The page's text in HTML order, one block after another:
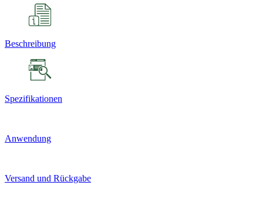
Beschreibung
Spezifikationen
Anwendung
Versand und Rückgabe